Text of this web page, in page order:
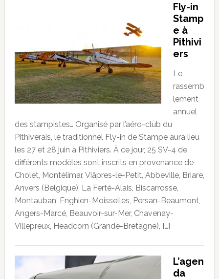
Fly-in
Stamp
e à
Pithivi
ers
Le
rassemb
lement
annuel
des stampistes… Organisé par l’aéro-club du
Pithiverais, le traditionnel Fly-in de Stampe aura lieu
les 27 et 28 juin à Pithiviers. À ce jour, 25 SV-4 de
différents modèles sont inscrits en provenance de
Cholet, Montélimar, Viâpres-le-Petit, Abbeville, Briare,
Anvers (Belgique), La Ferté-Alais, Biscarrosse,
Montauban, Enghien-Moisselles, Persan-Beaumont,
Angers-Marcé, Beauvoir-sur-Mer, Chavenay-
Villepreux, Headcorn (Grande-Bretagne), […]
L’agen
da